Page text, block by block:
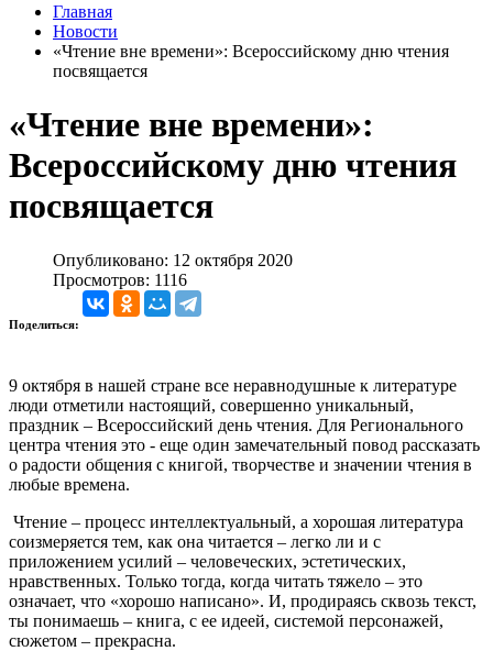
Главная
Новости
«Чтение вне времени»: Всероссийскому дню чтения
посвящается
«Чтение вне времени»:
Всероссийскому дню чтения
посвящается
Опубликовано: 12 октября 2020
Просмотров: 1116
Поделиться:
9 октября в нашей стране все неравнодушные к литературе
люди отметили настоящий, совершенно уникальный,
праздник – Всероссийский день чтения. Для Регионального
центра чтения это - еще один замечательный повод рассказать
о радости общения с книгой, творчестве и значении чтения в
любые времена.
Чтение – процесс интеллектуальный, а хорошая литература
соизмеряется тем, как она читается – легко ли и с
приложением усилий – человеческих, эстетических,
нравственных. Только тогда, когда читать тяжело – это
означает, что «хорошо написано». И, продираясь сквозь текст,
ты понимаешь – книга, с ее идеей, системой персонажей,
сюжетом – прекрасна.